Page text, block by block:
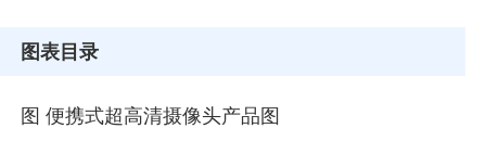
图表目录
图 便携式超高清摄像头产品图